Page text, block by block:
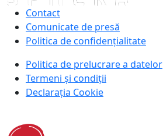
Contact
Comunicate de presă
Politica de confidențialitate
Politica de prelucrare a datelor
Termeni și condiții
Declarația Cookie